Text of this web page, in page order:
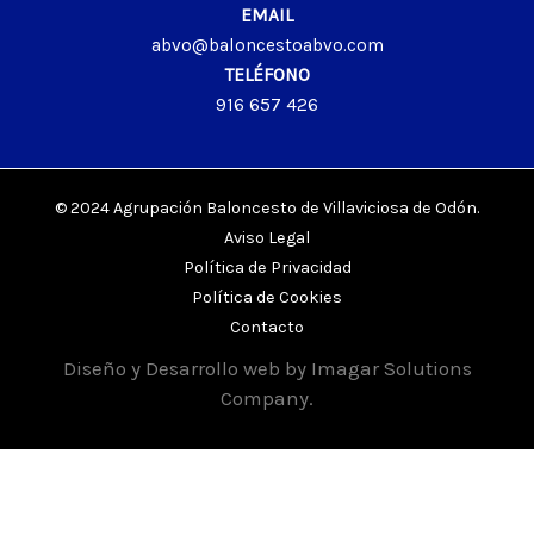
EMAIL
abvo@baloncestoabvo.com
TELÉFONO
916 657 426
© 2024 Agrupación Baloncesto de Villaviciosa de Odón.
Aviso Legal
Política de Privacidad
Política de Cookies
Contacto
Diseño y Desarrollo web by Imagar Solutions
Company.